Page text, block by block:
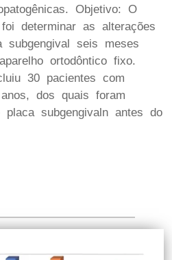
Objetivo: O
determinar as alterações
subgengival seis meses
ortodôntico fixo.
30 pacientes com
dos quais foram
subgengivaln antes do